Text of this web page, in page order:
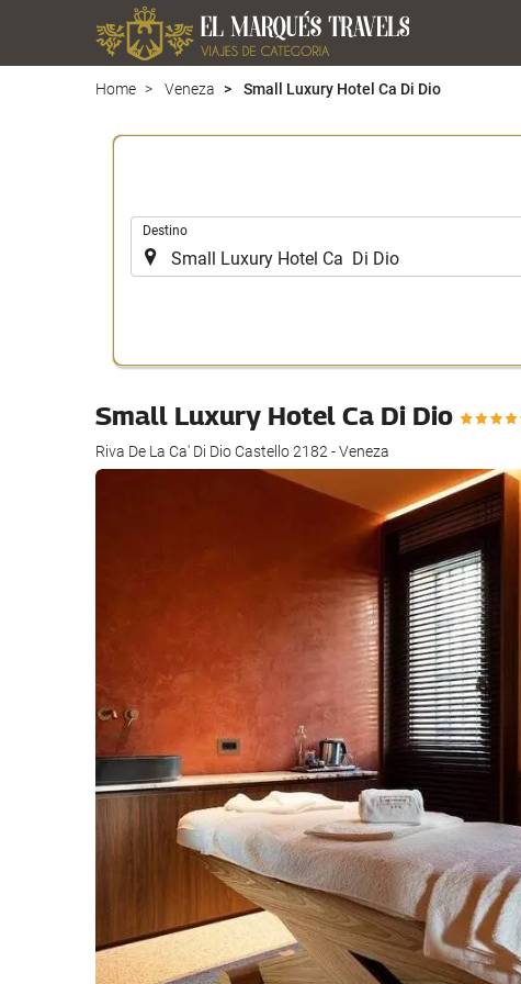
Home Veneza Small Luxury Hotel Ca Di Dio
Destino
Small Luxury Hotel Ca Di Dio
Riva De La Ca' Di Dio Castello 2182 - Veneza